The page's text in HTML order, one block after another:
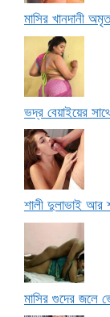
মাসির খানদানী
ভদ্র বেয়াইয়ের
শালী দুলাভাই আর
মাসির গুদের জলে